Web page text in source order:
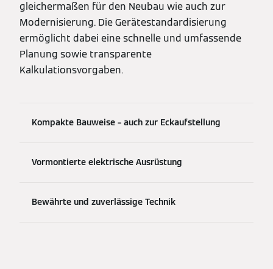
gleichermaßen für den Neubau wie auch zur
Modernisierung. Die Gerätestandardisierung
ermöglicht dabei eine schnelle und umfassende
Planung sowie transparente
Kalkulationsvorgaben.
Kompakte Bauweise – auch zur Eckaufstellung
Vormontierte elektrische Ausrüstung
Bewährte und zuverlässige Technik